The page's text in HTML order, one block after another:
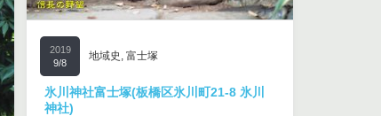
2019
9/8
地域史 , 富士塚
氷川神社富士塚(板橋区氷川町21-8 氷川
神社)